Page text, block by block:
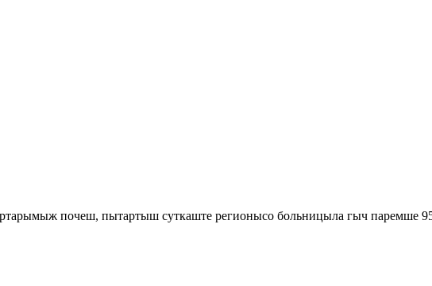
почеш, пытартыш суткаште регионысо больницыла гыч паремше